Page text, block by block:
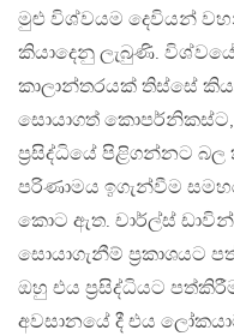
මුළු විශ්වයම දෙවියන්
කියාදෙනු ලැබුණි. විශ්වයේ
කාලාන්තරයක් තිස්සේ
සොයාගත්
ප‍්‍රසිද්ධියේ පිළිගන්නට බල
පරිණාමය ඉගැන්වීම
කොට ඇත. චාර්ල්ස්
සොයාගැනීම් ප‍්‍රකාශයට
ඔහු එය ප‍්‍රසිද්ධියට
අවසානයේ දී එය